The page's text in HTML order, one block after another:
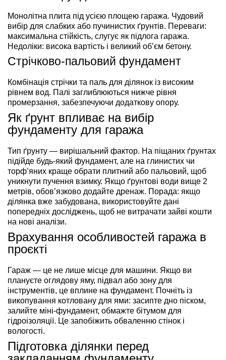
Монолітна плита під усією площею гаража. Чудовий
вибір для слабких або пучинистих ґрунтів. Переваги:
максимальна стійкість, слугує як підлога гаража.
Недоліки: висока вартість і великий об’єм бетону.
Стрічково-пальовий фундамент
Комбінація стрічки та паль для ділянок із високим
рівнем вод. Палі заглиблюються нижче рівня
промерзання, забезпечуючи додаткову опору.
Як ґрунт впливає на вибір
фундаменту для гаража
Тип ґрунту — вирішальний фактор. На піщаних ґрунтах
підійде будь-який фундамент, але на глинистих чи
торф’яних краще обрати плитний або пальовий, щоб
уникнути пучення взимку. Якщо ґрунтові води вище 2
метрів, обов’язково додайте дренаж. Порада: якщо
ділянка вже забудована, використовуйте дані
попередніх досліджень, щоб не витрачати зайві кошти
на нові аналізи.
Врахування особливостей гаража в
проєкті
Гараж — це не лише місце для машини. Якщо ви
плануєте оглядову яму, підвал або зону для
інструментів, це вплине на фундамент. Почніть із
викопування котловану для ями: засипте дно піском,
залийте міні-фундамент, обмажте бітумом для
гідроізоляції. Це запобіжить обваленню стінок і
вологості.
Підготовка ділянки перед